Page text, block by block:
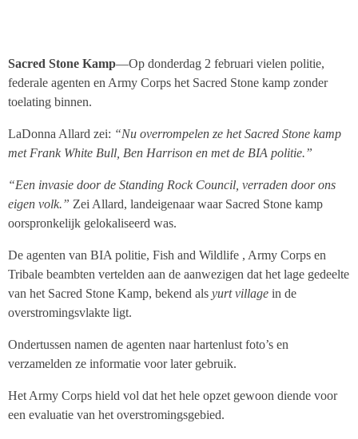
Sacred Stone Kamp—Op donderdag 2 februari vielen politie,
federale agenten en Army Corps het Sacred Stone kamp zonder
toelating binnen.
LaDonna Allard zei: “Nu overrompelen ze het Sacred Stone kamp
met Frank White Bull, Ben Harrison en met de BIA politie.”
“Een invasie door de Standing Rock Council, verraden door ons
eigen volk.” Zei Allard, landeigenaar waar Sacred Stone kamp
oorspronkelijk gelokaliseerd was.
De agenten van BIA politie, Fish and Wildlife , Army Corps en
Tribale beambten vertelden aan de aanwezigen dat het lage gedeelte
van het Sacred Stone Kamp, bekend als yurt village in de
overstromingsvlakte ligt.
Ondertussen namen de agenten naar hartenlust foto’s en
verzamelden ze informatie voor later gebruik.
Het Army Corps hield vol dat het hele opzet gewoon diende voor
een evaluatie van het overstromingsgebied.